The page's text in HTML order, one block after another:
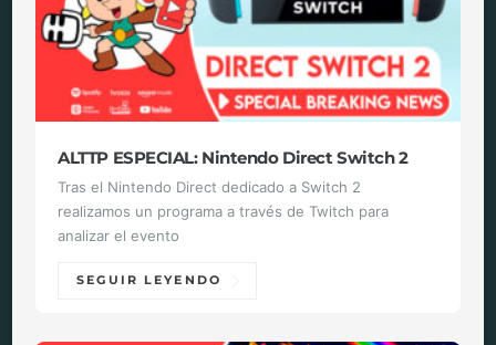
ALTTP ESPECIAL: Nintendo Direct Switch 2
Tras el Nintendo Direct dedicado a Switch 2
realizamos un programa a través de Twitch para
analizar el evento
SEGUIR LEYENDO